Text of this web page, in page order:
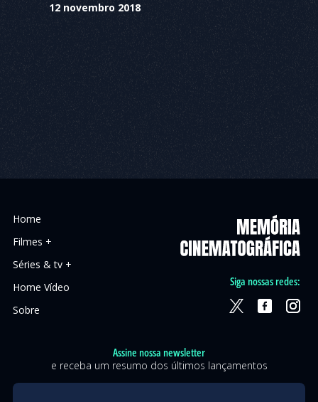
12 novembro 2018
Home
Filmes +
Séries & tv +
Home Vídeo
Sobre
Assine nossa newsletter
e receba um resumo dos últimos lançamentos
Siga nossas redes: